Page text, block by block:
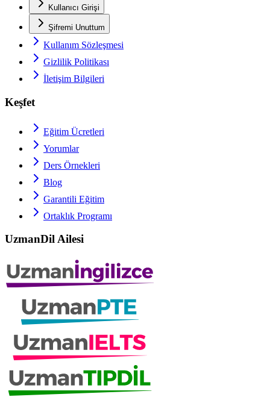
Kullanıcı Girişi
Şifremi Unuttum
Kullanım Sözleşmesi
Gizlilik Politikası
İletişim Bilgileri
Keşfet
Eğitim Ücretleri
Yorumlar
Ders Örnekleri
Blog
Garantili Eğitim
Ortaklık Programı
UzmanDil Ailesi